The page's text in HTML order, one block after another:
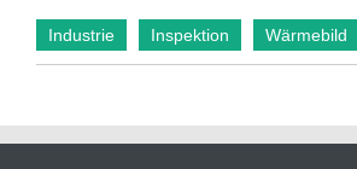
Industrie Inspektion Wärmebild